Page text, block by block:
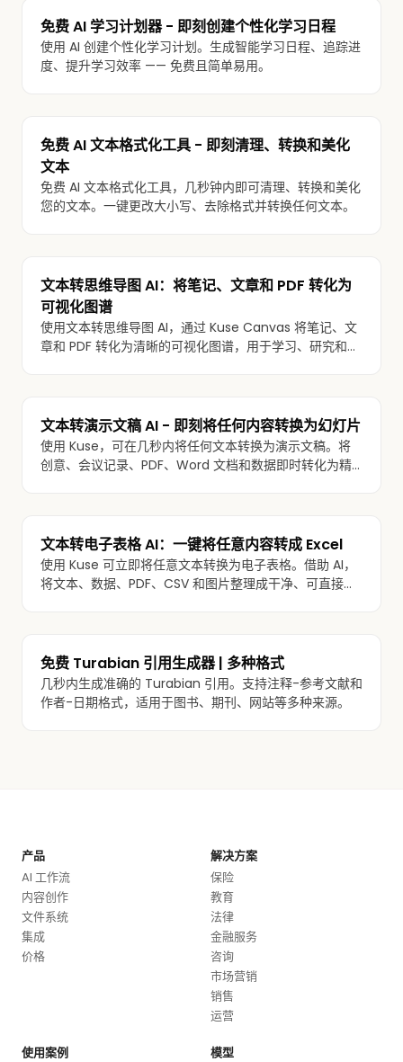
免费 AI 学习计划器 - 即刻创建个性化学习日程
使用 AI 创建个性化学习计划。生成智能学习日程、追踪进
度、提升学习效率 —— 免费且简单易用。
免费 AI 文本格式化工具 - 即刻清理、转换和美化
文本
免费 AI 文本格式化工具，几秒钟内即可清理、转换和美化
您的文本。一键更改大小写、去除格式并转换任何文本。
文本转思维导图 AI：将笔记、文章和 PDF 转化为
可视化图谱
使用文本转思维导图 AI，通过 Kuse Canvas 将笔记、文
章和 PDF 转化为清晰的可视化图谱，用于学习、研究和规
文本转演示文稿 AI - 即刻将任何内容转换为幻灯片
使用 Kuse，可在几秒内将任何文本转换为演示文稿。将
创意、会议记录、PDF、Word 文档和数据即时转化为精
文本转电子表格 AI：一键将任意内容转成 Excel
使用 Kuse 可立即将任意文本转换为电子表格。借助 AI，
将文本、数据、PDF、CSV 和图片整理成干净、可直接用
免费 Turabian 引用生成器 | 多种格式
几秒内生成准确的 Turabian 引用。支持注释-参考文献和
作者-日期格式，适用于图书、期刊、网站等多种来源。
产品
AI 工作流
内容创作
文件系统
集成
价格
解决方案
保险
教育
法律
金融服务
咨询
市场营销
销售
运营
使用案例 模型